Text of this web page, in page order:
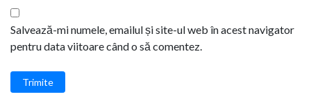
Salvează-mi numele, emailul și site-ul web în acest navigator
pentru data viitoare când o să comentez.
Trimite